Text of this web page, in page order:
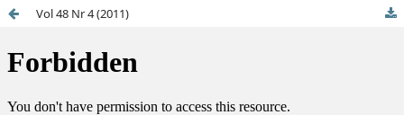
Vol 48 Nr 4 (2011)